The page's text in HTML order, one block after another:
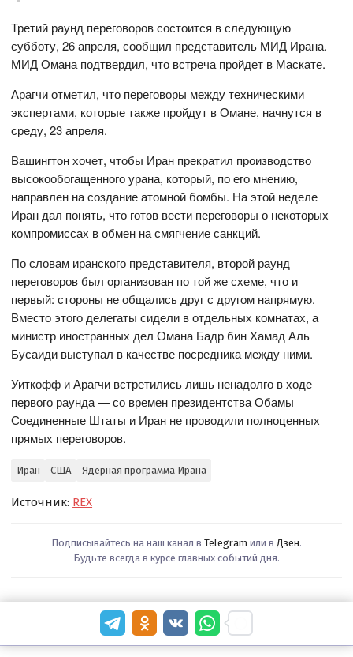
Третий раунд переговоров состоится в следующую
субботу, 26 апреля, сообщил представитель МИД Ирана.
МИД Омана подтвердил, что встреча пройдет в Маскате.
Арагчи отметил, что переговоры между техническими
экспертами, которые также пройдут в Омане, начнутся в
среду, 23 апреля.
Вашингтон хочет, чтобы Иран прекратил производство
высокообогащенного урана, который, по его мнению,
направлен на создание атомной бомбы. На этой неделе
Иран дал понять, что готов вести переговоры о некоторых
компромиссах в обмен на смягчение санкций.
По словам иранского представителя, второй раунд
переговоров был организован по той же схеме, что и
первый: стороны не общались друг с другом напрямую.
Вместо этого делегаты сидели в отдельных комнатах, а
министр иностранных дел Омана Бадр бин Хамад Аль
Бусаиди выступал в качестве посредника между ними.
Уиткофф и Арагчи встретились лишь ненадолго в ходе
первого раунда — со времен президентства Обамы
Соединенные Штаты и Иран не проводили полноценных
прямых переговоров.
Иран США Ядерная программа Ирана
Источник: REX
Подписывайтесь на наш канал в Telegram или в Дзен.
Будьте всегда в курсе главных событий дня.